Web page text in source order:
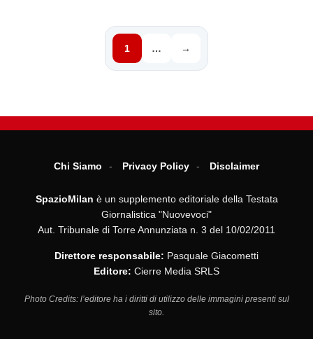
1 … →
Chi Siamo Privacy Policy Disclaimer
SpazioMilan è un supplemento editoriale della Testata
Giornalistica "Nuovevoci"
Aut. Tribunale di Torre Annunziata n. 3 del 10/02/2011
Direttore responsabile: Pasquale Giacometti
Editore: Cierre Media SRLS
Photo Credits: l’editore ha i diritti di utilizzo delle immagini presenti sul
sito.